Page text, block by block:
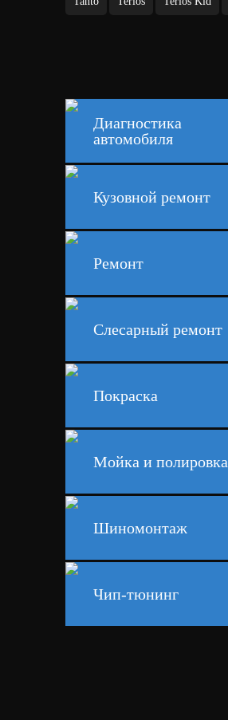
Диагностика
автомобиля
Кузовной ремонт
Ремонт
Слесарный ремонт
Покраска
Мойка и полировка
Шиномонтаж
Чип-тюнинг